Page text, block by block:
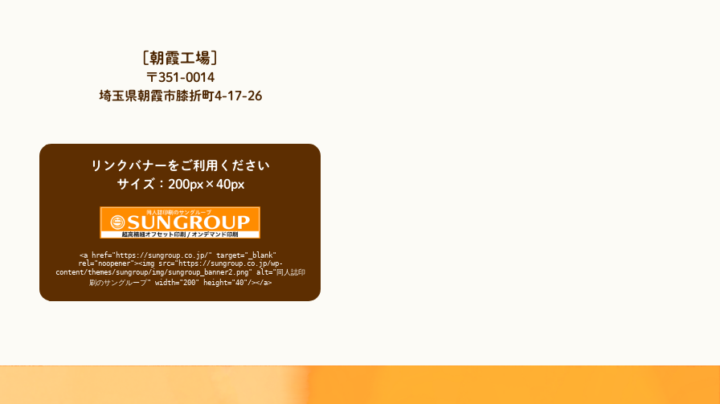
［朝霞工場］
〒351-0014
埼玉県朝霞市膝折町4-17-26
リンクバナーをご利用ください
サイズ：200px×40px
<a href="https://sungroup.co.jp/" target="_blank"
rel="noopener"><img src="https://sungroup.co.jp/wp-
content/themes/sungroup/img/sungroup_banner2.png" alt="同人誌印
刷のサングループ" width="200" height="40"/></a>